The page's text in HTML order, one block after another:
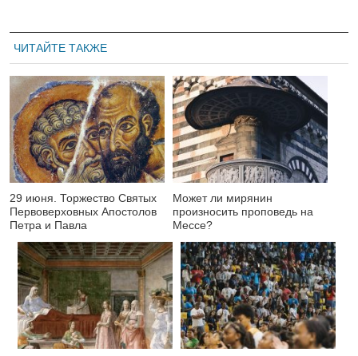
ЧИТАЙТЕ ТАКЖЕ
29 июня. Торжество Святых
Первоверховных Апостолов
Петра и Павла
Может ли мирянин
произносить проповедь на
Мессе?